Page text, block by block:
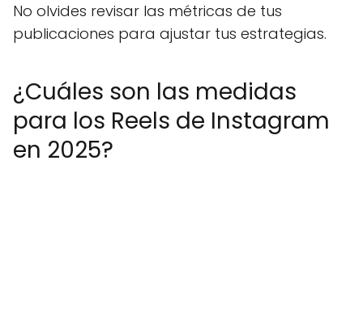
No olvides revisar las métricas de tus
publicaciones para ajustar tus estrategias.
¿Cuáles son las medidas
para los Reels de Instagram
en 2025?